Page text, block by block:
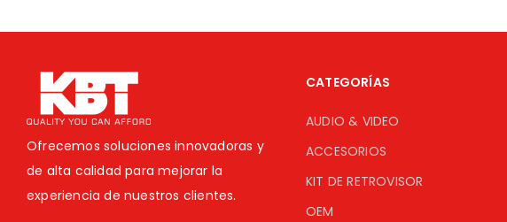
Ofrecemos soluciones innovadoras y
de alta calidad para mejorar la
experiencia de nuestros clientes.
CATEGORÍAS
AUDIO & VIDEO
ACCESORIOS
KIT DE RETROVISOR
OEM